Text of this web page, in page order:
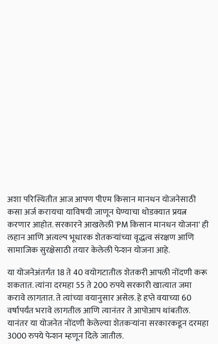
अशा परिस्थितीत आज आपण पीएम किसान मानधन योजनेसाठी
कसा अर्ज करायचा याविषयी जाणून घेण्याचा थोडक्यात प्रयत्न
करणार आहोत. सरकारने आखलेली 'PM किसान मानधन योजना' ही
लहान आणि अत्यल्प भूधारक शेतकऱ्यांच्या वृद्धत्व संरक्षण आणि
सामाजिक सुरक्षेसाठी तयार केलेली पेन्शन योजना आहे.
या योजनेअंतर्गत 18 ते 40 वयोगटातील शेतकरी आपली नोंदणी करू
शकतात. त्यांना दरमहा 55 ते 200 रुपये सरकारी खात्यात जमा
करावे लागतात. ते त्यांच्या वयानुसार असेल. हे हप्ते वयाच्या 60
वर्षापर्यंत भरावे लागतील आणि त्यानंतर ते आपोआप थांबतील.
यानंतर या योजनेत नोंदणी केलेल्या शेतकऱ्यांना सरकारकडून दरमहा
3000 रुपये पेन्शन म्हणून दिले जातील.